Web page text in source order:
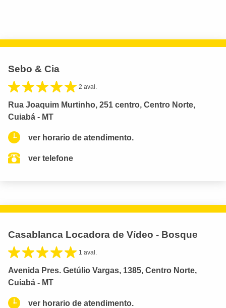
Sebo & Cia
2 aval.
Rua Joaquim Murtinho, 251 centro, Centro Norte,
Cuiabá - MT
ver horario de atendimento.
ver telefone
Casablanca Locadora de Vídeo - Bosque
1 aval.
Avenida Pres. Getúlio Vargas, 1385, Centro Norte,
Cuiabá - MT
ver horario de atendimento.